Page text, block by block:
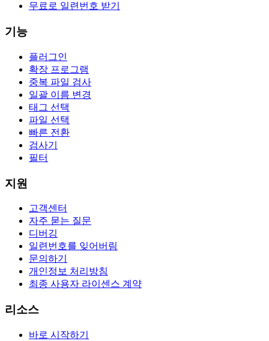
무료로 일련번호 받기
기능
플러그인
확장 프로그램
중복 파일 검사
일괄 이름 변경
태그 선택
파일 선택
빠른 전환
검사기
필터
지원
고객센터
자주 묻는 질문
디버깅
일련번호를 잊어버림
문의하기
개인정보 처리방침
최종 사용자 라이센스 계약
리소스
바로 시작하기